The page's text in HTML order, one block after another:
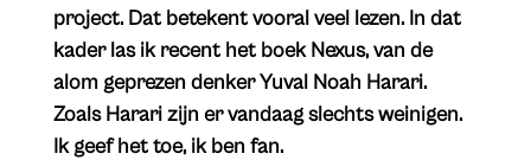
project. Dat betekent vooral veel lezen. In dat
kader las ik recent het boek Nexus, van de
alom geprezen denker Yuval Noah Harari.
Zoals Harari zijn er vandaag slechts weinigen.
Ik geef het toe, ik ben fan.